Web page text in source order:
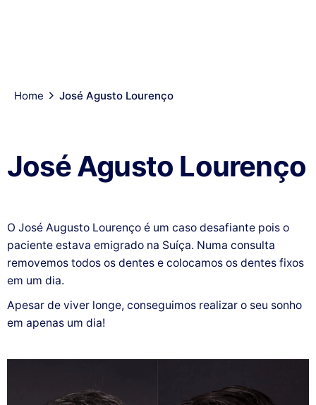
Home José Agusto Lourenço
José Agusto Lourenço
O José Augusto Lourenço é um caso desafiante pois o
paciente estava emigrado na Suíça. Numa consulta
removemos todos os dentes e colocamos os dentes fixos
em um dia.
Apesar de viver longe, conseguimos realizar o seu sonho
em apenas um dia!